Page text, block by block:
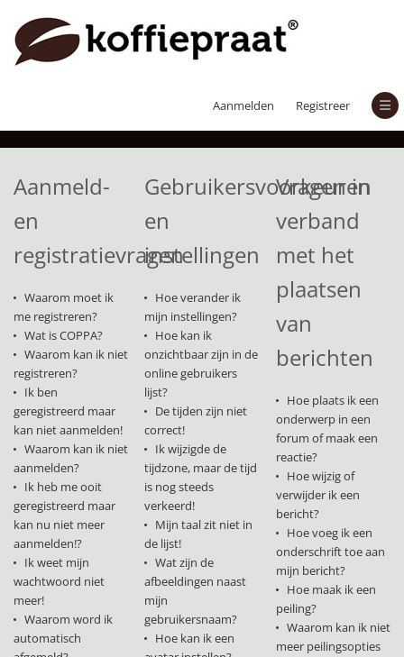
Aanmelden Registreer
Aanmeld-
en
registratievragen
Waarom moet ik
me registreren?
Wat is COPPA?
Waarom kan ik niet
registreren?
Ik ben
geregistreerd maar
kan niet aanmelden!
Waarom kan ik niet
aanmelden?
Ik heb me ooit
geregistreerd maar
kan nu niet meer
aanmelden!?
Ik weet mijn
wachtwoord niet
meer!
Waarom word ik
automatisch
Gebruikersvoorkeuren
en
instellingen
Hoe verander ik
mijn instellingen?
Hoe kan ik
onzichtbaar zijn in de
online gebruikers
lijst?
De tijden zijn niet
correct!
Ik wijzigde de
tijdzone, maar de tijd
is nog steeds
verkeerd!
Mijn taal zit niet in
de lijst!
Wat zijn de
afbeeldingen naast
mijn
gebruikersnaam?
Hoe kan ik een
Vragen in
verband
met het
plaatsen
van
berichten
Hoe plaats ik een
onderwerp in een
forum of maak een
reactie?
Hoe wijzig of
verwijder ik een
bericht?
Hoe voeg ik een
onderschrift toe aan
mijn bericht?
Hoe maak ik een
peiling?
Waarom kan ik niet
meer peilingsopties